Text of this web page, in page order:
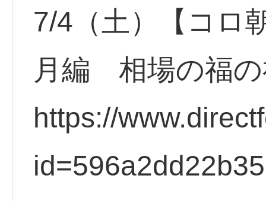
7/4（土）【コ
月編 相場の福の
https://